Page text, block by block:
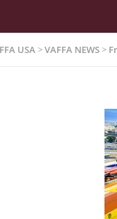
USA>VAFFA NEWS>